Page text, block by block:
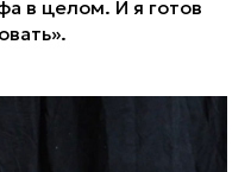
в целом. И я готов